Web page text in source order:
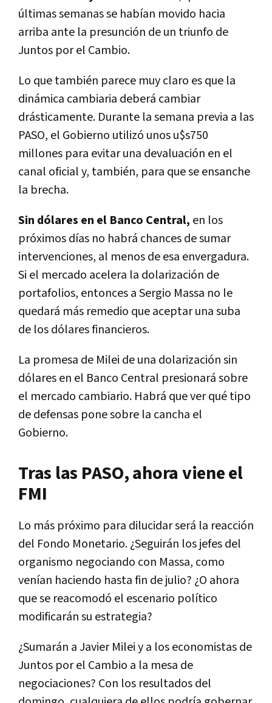
últimas semanas se habían movido hacia
arriba ante la presunción de un triunfo de
Juntos por el Cambio.
Lo que también parece muy claro es que la
dinámica cambiaria deberá cambiar
drásticamente. Durante la semana previa a las
PASO, el Gobierno utilizó unos u$s750
millones para evitar una devaluación en el
canal oficial y, también, para que se ensanche
la brecha.
Sin dólares en el Banco Central, en los
próximos días no habrá chances de sumar
intervenciones, al menos de esa envergadura.
Si el mercado acelera la dolarización de
portafolios, entonces a Sergio Massa no le
quedará más remedio que aceptar una suba
de los dólares financieros.
La promesa de Milei de una dolarización sin
dólares en el Banco Central presionará sobre
el mercado cambiario. Habrá que ver qué tipo
de defensas pone sobre la cancha el
Gobierno.
Tras las PASO, ahora viene el
FMI
Lo más próximo para dilucidar será la reacción
del Fondo Monetario. ¿Seguirán los jefes del
organismo negociando con Massa, como
venían haciendo hasta fin de julio? ¿O ahora
que se reacomodó el escenario político
modificarán su estrategia?
¿Sumarán a Javier Milei y a los economistas de
Juntos por el Cambio a la mesa de
negociaciones? Con los resultados del